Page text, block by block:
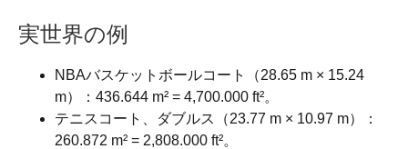
実世界の例
NBAバスケットボールコート（28.65 m × 15.24
m）：436.644 m² = 4,700.000 ft²。
テニスコート、ダブルス（23.77 m × 10.97 m）：
260.872 m² = 2,808.000 ft²。